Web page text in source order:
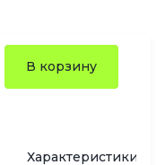
В корзину
Характеристики